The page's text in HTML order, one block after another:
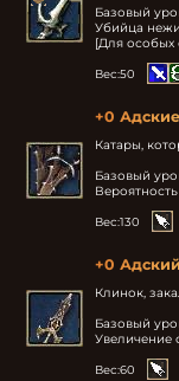
Базовый
Убийца
[Для особых
Вес:50
+0
Катары,
Базовый
Вес:130
+0
Клинок,
Базовый
Увеличение
Вес:60